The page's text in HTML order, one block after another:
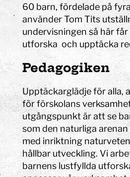
60 barn, fördelade på
använder Tom Tits
undervisningen så här
utforska och upptäcka
Pedagogiken
Upptäckarglädje för alla,
för förskolans
utgångspunkt är att se
som den naturliga
med inriktning
hållbar utveckling. Vi
barnens lustfyllda